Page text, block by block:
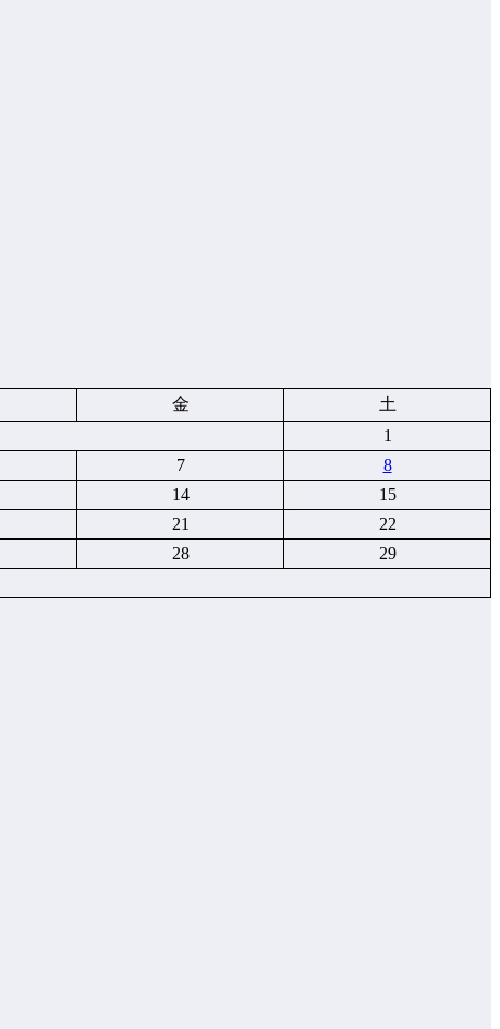
金
土
1
7
8
14
15
21
22
28
29